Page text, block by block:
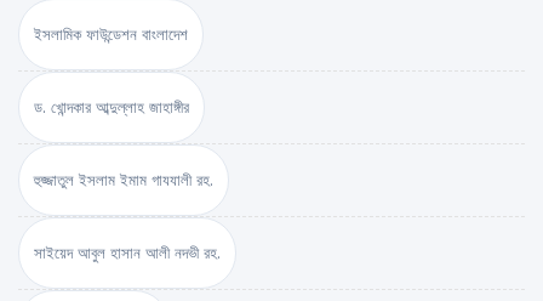
ইসলামিক ফাউন্ডেশন বাংলাদেশ
ড. খোন্দকার আব্দুল্লাহ জাহাঙ্গীর
হুজ্জাতুল ইসলাম ইমাম গাযযালী রহ.
সাইয়েদ আবুল হাসান আলী নদভী রহ.